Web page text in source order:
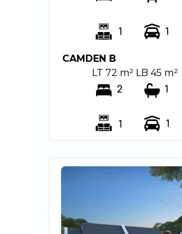
1
1
CAMDEN B
LT 72 m² LB 45 m²
2 1
1
1